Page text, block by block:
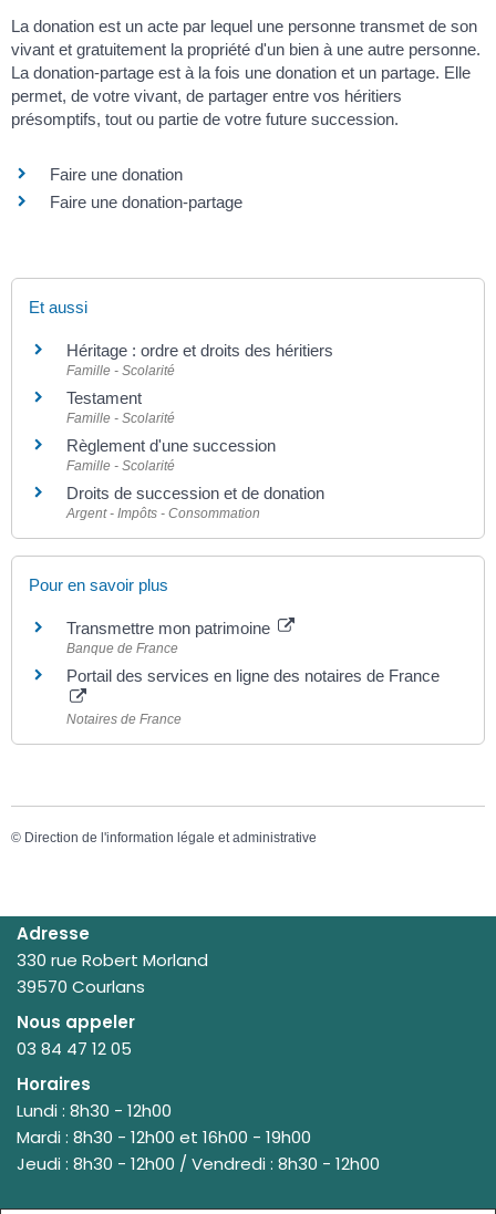
La donation est un acte par lequel une personne transmet de son
vivant et gratuitement la propriété d'un bien à une autre personne.
La donation-partage est à la fois une donation et un partage. Elle
permet, de votre vivant, de partager entre vos héritiers
présomptifs, tout ou partie de votre future succession.
Faire une donation
Faire une donation-partage
Et aussi
Héritage : ordre et droits des héritiers
Famille - Scolarité
Testament
Famille - Scolarité
Règlement d'une succession
Famille - Scolarité
Droits de succession et de donation
Argent - Impôts - Consommation
Pour en savoir plus
Transmettre mon patrimoine
Banque de France
Portail des services en ligne des notaires de France
Notaires de France
© Direction de l'information légale et administrative
Adresse
330 rue Robert Morland
39570 Courlans
Nous appeler
03 84 47 12 05
Horaires
Lundi : 8h30 - 12h00
Mardi : 8h30 - 12h00 et 16h00 - 19h00
Jeudi : 8h30 - 12h00 / Vendredi : 8h30 - 12h00